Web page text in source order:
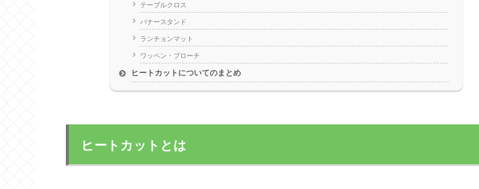
テーブルクロス
バナースタンド
ランチョンマット
ワッペン・ブローチ
ヒートカットについてのまとめ
ヒートカットとは